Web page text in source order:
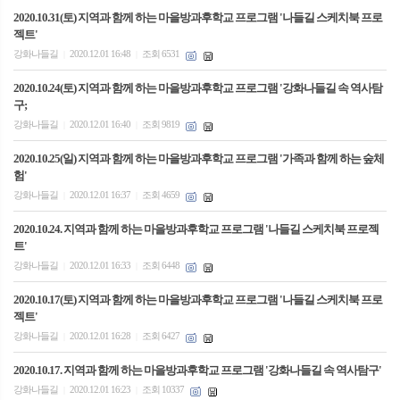
2020.10.31(토) 지역과 함께 하는 마을방과후학교 프로그램 '나들길 스케치북 프로
젝트'
강화나들길 2020.12.01 16:48 조회 6531
2020.10.24(토) 지역과 함께 하는 마을방과후학교 프로그램 '강화나들길 속 역사탐
구;
강화나들길 2020.12.01 16:40 조회 9819
2020.10.25(일) 지역과 함께 하는 마을방과후학교 프로그램 '가족과 함께 하는 숲체
험'
강화나들길 2020.12.01 16:37 조회 4659
2020.10.24. 지역과 함께 하는 마을방과후학교 프로그램 '나들길 스케치북 프로젝
트'
강화나들길 2020.12.01 16:33 조회 6448
2020.10.17(토) 지역과 함께 하는 마을방과후학교 프로그램 '나들길 스케치북 프로
젝트'
강화나들길 2020.12.01 16:28 조회 6427
2020.10.17. 지역과 함께 하는 마을방과후학교 프로그램 '강화나들길 속 역사탐구'
강화나들길 2020.12.01 16:23 조회 10337